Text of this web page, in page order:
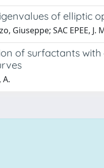
of elliptic
Giuseppe; SAC EPEE, J.
of surfactants
A.